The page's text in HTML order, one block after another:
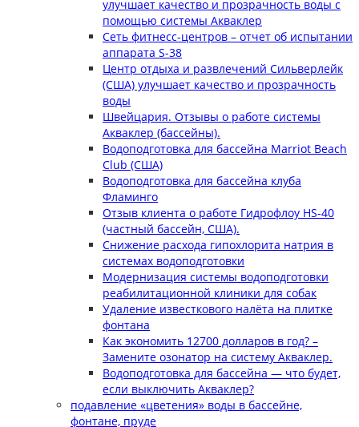
улучшает качество и прозрачность воды с
помощью системы Акваклер
Сеть фитнесс-центров – отчет об испытании
аппарата S-38
Центр отдыха и развлечений Сильверлейк
(США) улучшает качество и прозрачность
воды
Швейцария. Отзывы о работе системы
Акваклер (бассейны).
Водоподготовка для бассейна Marriot Beach
Club (США)
Водоподготовка для бассейна клуба
Фламинго
Отзыв клиента о работе Гидрофлоу HS-40
(частный бассейн, США).
Снижение расхода гипохлорита натрия в
системах водоподготовки
Модернизация системы водоподготовки
реабилитационной клиники для собак
Удаление известкового налёта на плитке
фонтана
Как экономить 12700 долларов в год? –
Замените озонатор на систему Акваклер.
Водоподготовка для бассейна — что будет,
если выключить Акваклер?
подавление «цветения» воды в бассейне,
фонтане, пруде